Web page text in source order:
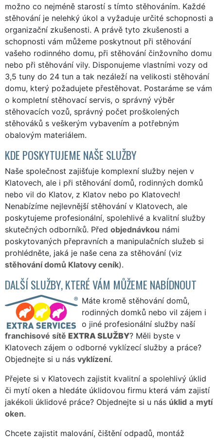
možno co nejméně starostí s tímto stěhováním. Každé
stěhování je nelehký úkol a vyžaduje určité schopnosti a
organizační zkušenosti. A právě tyto zkušenosti a
schopnosti vám můžeme poskytnout při stěhování
vašeho rodinného domu, při stěhování činžovního domu
nebo při stěhování vily. Disponujeme vlastními vozy od
3,5 tuny do 24 tun a tak nezáleží na velikosti stěhování
domu, který požadujete přestěhovat. Postaráme se vám
o kompletní stěhovací servis, o správný výběr
stěhovacích vozů, správný počet proškolených
stěhováků s veškerým vybavením a potřebným
obalovým materiálem.
KDE POSKYTUJEME NAŠE SLUŽBY
Naše společnost zajišťuje komplexní služby nejen v
Klatovech, ale i při stěhování domů, rodinných domků
nebo vil do Klatov, z Klatov nebo po Klatovech!
Nenabízíme nejlevnější stěhování v Klatovech, ale
poskytujeme profesionální, spolehlivé a kvalitní služby
skutečných odborníků. Před objednávkou námi
poskytovaných přepravních a manipulačních služeb si
prohlédněte, jaká je naše cena za stěhování (viz
stěhování domů Klatovy ceník).
DALŠÍ SLUŽBY, KTERÉ VÁM MŮŽEME NABÍDNOUT
Máte kromě stěhování domů,
rodinných domků nebo vil zájem i
o jiné profesionální služby naší
franchisové sítě EXTRA SLUŽBY? Měli byste v
Klatovech zájem o odborné vyklízecí služby a práce?
Objednejte si u nás vyklízení.
Přejete si v Klatovech zajistit kvalitní a spolehlivý úklid
či mytí oken a hledáte úklidovou firmu která vám zajistí
jakékoli úklidové práce? Objednejte si u nás úklid a mytí
oken.
Chcete zajistit malování, čištění odpadů, montáž